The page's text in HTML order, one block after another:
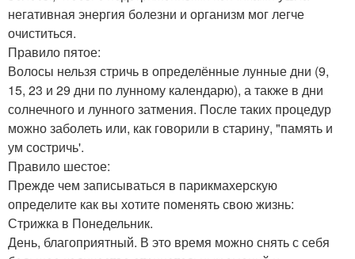
негативная энергия болезни и организм мог легче
очиститься.
Правило пятое:
Волосы нельзя стричь в определённые лунные дни (9,
15, 23 и 29 дни по лунному календарю), а также в дни
солнечного и лунного затмения. После таких процедур
можно заболеть или, как говорили в старину, "память и
ум состричь'.
Правило шестое:
Прежде чем записываться в парикмахерскую
определите как вы хотите поменять свою жизнь:
Стрижка в Понедельник.
День, благоприятный. В это время можно снять с себя